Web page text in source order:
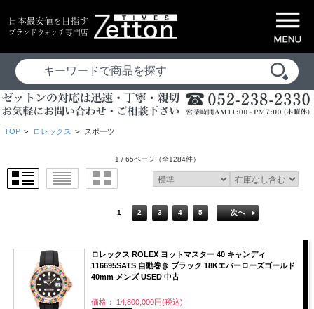
TOP > ロレックス > スポーツ
1 / 65ページ （全1284件）
1 2 3 4 5 次へ
ロレックス ROLEX ヨットマスター 40 キャンディ
116695SATS 自動巻き ブラック 18Kエバーローズゴールド
40mm メンズ USED 中古
価格： 14,800,000円(税込)